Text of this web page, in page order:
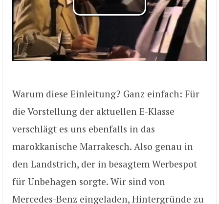
Warum diese Einleitung? Ganz einfach: Für
die Vorstellung der aktuellen E-Klasse
verschlägt es uns ebenfalls in das
marokkanische Marrakesch. Also genau in
den Landstrich, der in besagtem Werbespot
für Unbehagen sorgte. Wir sind von
Mercedes-Benz eingeladen, Hintergründe zu